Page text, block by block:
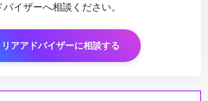
イザーへ相談ください。
アアドバイザーに相談する